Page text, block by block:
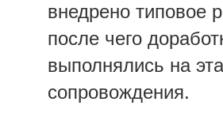
внедрено типовое
после чего
выполнялись на
сопровождения.